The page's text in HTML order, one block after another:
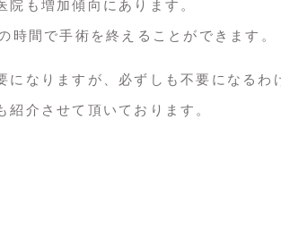
も増加傾向にあります。
間で手術を終えることができます。
なりますが、必ずしも不要になるわ
介させて頂いております。